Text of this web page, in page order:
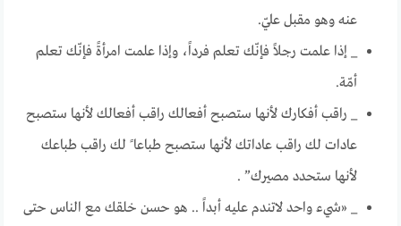
عنه وهو مقبل عليّ.
_ إذا علمت رجلاً فإنّك تعلم فرداً، وإذا علمت امرأةً فإنّك تعلم
أمّة.
_ راقب أفكارك لأنها ستصبح أفعالك راقب أفعالك لأنها ستصبح
عادات لك راقب عاداتك لأنها ستصبح طباعا ً لك راقب طباعك
لأنها ستحدد مصيرك” .
_ «شيء واحد لاتندم عليه أبداً .. هو حسن خلقك مع الناس حتى